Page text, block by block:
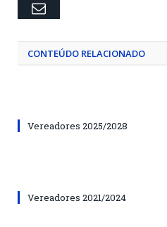
Email
CONTEÚDO RELACIONADO
Vereadores 2025/2028
Vereadores 2021/2024